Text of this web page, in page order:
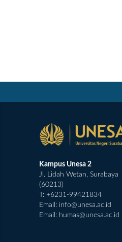
Kampus Unesa 2
Jl. Lidah Wetan, Surabaya
(60213)
T: +6231-99421834
Email: info@unesa.ac.id
Email: humas@unesa.ac.id